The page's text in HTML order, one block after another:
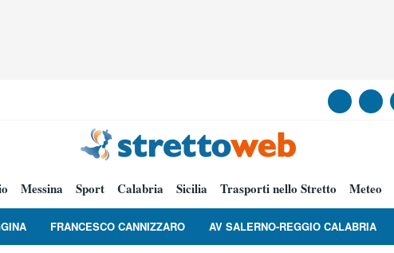
Messina Sport Calabria Sicilia Trasporti nello Stretto Meteo
FRANCESCO CANNIZZARO AV SALERNO-REGGIO CALABRIA